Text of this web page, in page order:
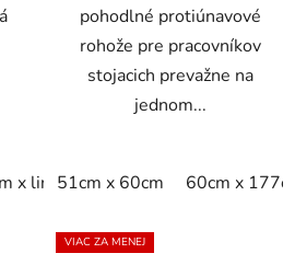
x linm 76cm x 1829cm 76cm
pohodlné protiúnavové
rohože pre pracovníkov
stojacich prevažne na
jednom...
51cm x 60cm 60cm x
VIAC ZA MENEJ